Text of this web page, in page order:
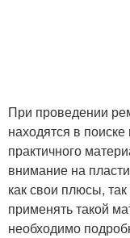
При проведении
находятся в поиске
практичного
внимание на
как свои плюсы,
применять такой
необходимо